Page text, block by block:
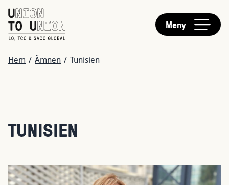
Hoppa
till
huvudinnehåll
Meny
LÄNKSTIG
Hem / Ämnen / Tunisien
TUNISIEN